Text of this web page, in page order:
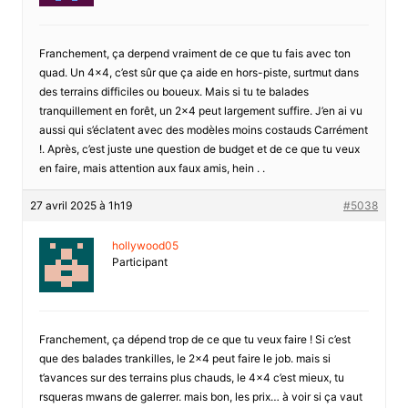
Franchement, ça derpend vraiment de ce que tu fais avec ton
quad. Un 4×4, c’est sûr que ça aide en hors-piste, surtmut dans
des terrains difficiles ou boueux. Mais si tu te balades
tranquillement en forêt, un 2×4 peut largement suffire. J’en ai vu
aussi qui s’éclatent avec des modèles moins costauds Carrément
!. Après, c’est juste une question de budget et de ce que tu veux
en faire, mais attention aux faux amis, hein . .
27 avril 2025 à 1h19 #5038
hollywood05
Participant
Franchement, ça dépend trop de ce que tu veux faire ! Si c’est
que des balades trankilles, le 2×4 peut faire le job. mais si
t’avances sur des terrains plus chauds, le 4×4 c’est mieux, tu
rsqueras mwans de galerrer. mais bon, les prix… à voir si ça vaut